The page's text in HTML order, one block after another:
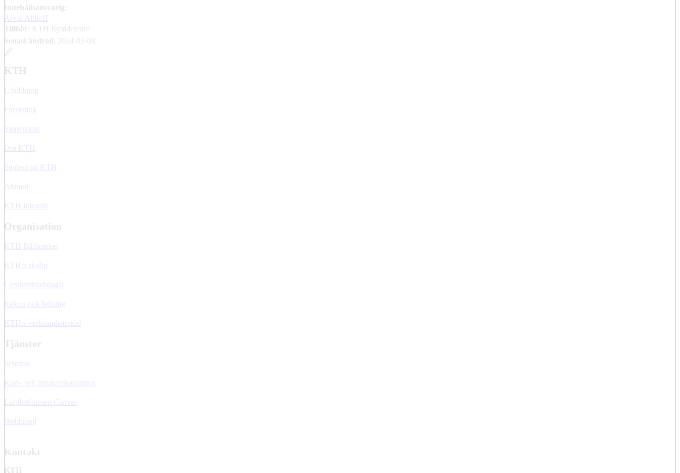
Innehållsansvarig:
Arvid Althoff
Tillhör
: KTH Rymdcenter
Senast ändrad
2024-05-08
KTH
Utbildning
Forskning
Samverkan
Om KTH
Student på KTH
Alumni
KTH Intranät
Organisation
KTH Biblioteket
KTH:s skolor
Centrumbildningar
Rektor och ledning
KTH:s verksamhetsstöd
Tjänster
Schema
Kurs- och programkatalogen
Lärplattformen Canvas
Webbmejl
Kontakt
KTH